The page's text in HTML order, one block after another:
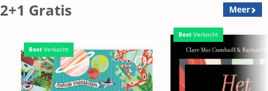
2+1 Gratis Meer
Best Verkocht
Best Verkocht